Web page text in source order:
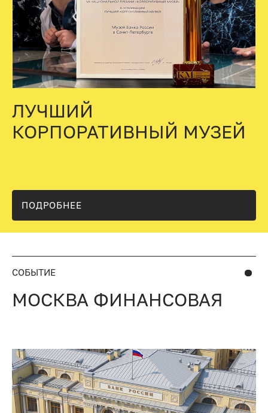
ЛУЧШИЙ
КОРПОРАТИВНЫЙ МУЗЕЙ
ПОДРОБНЕЕ
СОБЫТИЕ
МОСКВА ФИНАНСОВАЯ